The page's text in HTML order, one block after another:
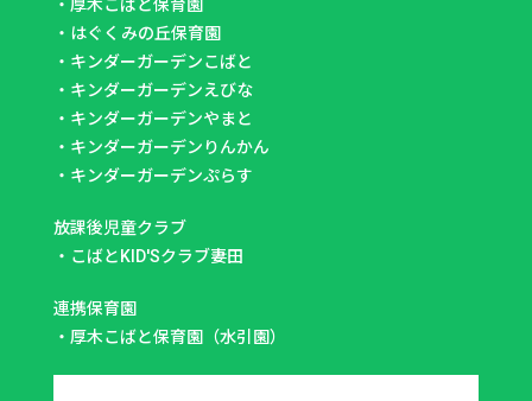
・ 厚木こばと保育園
・ はぐくみの丘保育園
・ キンダーガーデンこばと
・ キンダーガーデンえびな
・ キンダーガーデンやまと
・ キンダーガーデンりんかん
・ キンダーガーデンぷらす
放課後児童クラブ
・ こばとKID'Sクラブ妻田
連携保育園
・ 厚木こばと保育園（水引園）